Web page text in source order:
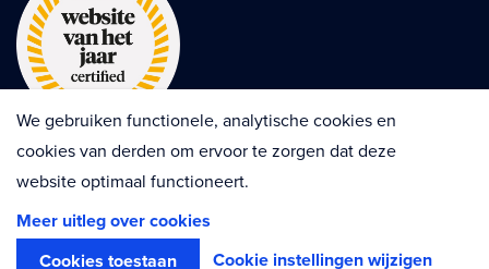
Privacy Cookies
Algemene voorwaarden
We gebruiken functionele, analytische cookies en
cookies van derden om ervoor te zorgen dat deze
website optimaal functioneert.
Meer uitleg over cookies
Cookies toestaan
Cookie instellingen wijzigen